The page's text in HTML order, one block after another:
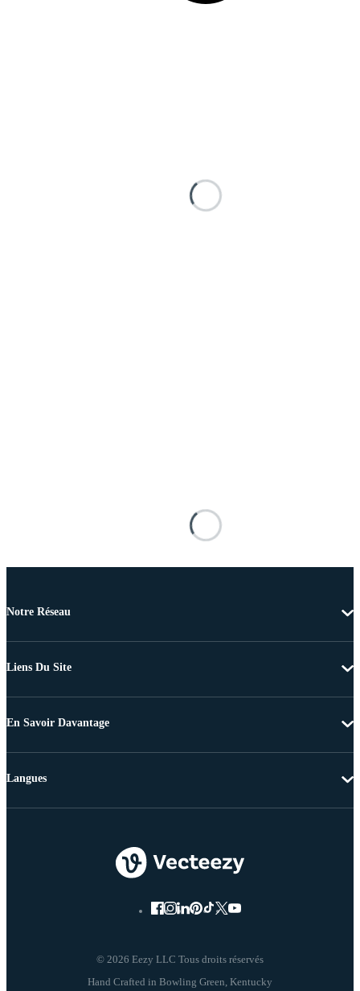
Notre Réseau
Liens Du Site
En Savoir Davantage
© 2026 Eezy LLC Tous droits réservés
Langues